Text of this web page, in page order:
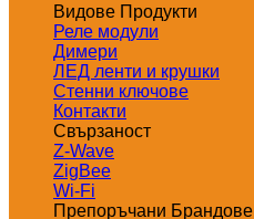
Видове Продукти
Реле модули
Димери
ЛЕД ленти и крушки
Стенни ключове
Контакти
Свързаност
Z-Wave
ZigBee
Wi-Fi
Препоръчани Брандове